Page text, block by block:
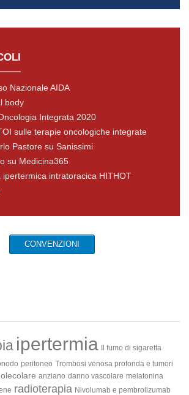
Nazionale AIDA
body
Integrata 2020
sulle terapie oncologiche integrate
Pastore su Sanissimi
su Medicina365
ipertermica intratoracica HITHOT
CONVENZIONI
ipertermia
Il fumo di sigaretta
peritoneo Trombosi venosa profonda e tumori
anziano danno vascolare melatonina
radioterapia Nivolumab e pembrolizumab